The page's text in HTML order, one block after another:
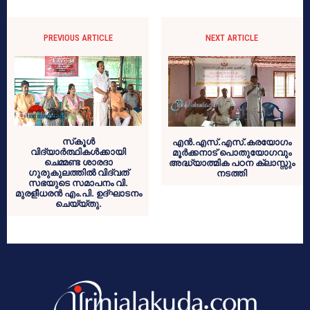
PREVIOUS ARTICLE
സ്‌കൂള്‍
വിദ്യാര്‍ത്ഥികള്‍ക്കായി
ചെമ്മണ്ട ശാരദാ
ഗുരുകുലത്തില്‍ വിദ്വത്
സഭയുടെ സമാപനം വി.
മുരളീധരന്‍ എം.പി. ഉദ്ഘാടനം
ചെയ്യ്തു.
NEXT ARTICLE
എന്‍.എസ്.എസ്.കരയോഗം
മൂര്‍ക്കനാട് പൊതുയോഗവും
അദ്ധ്യാത്മിക പഠന ക്ലാസ്സും
നടത്തി